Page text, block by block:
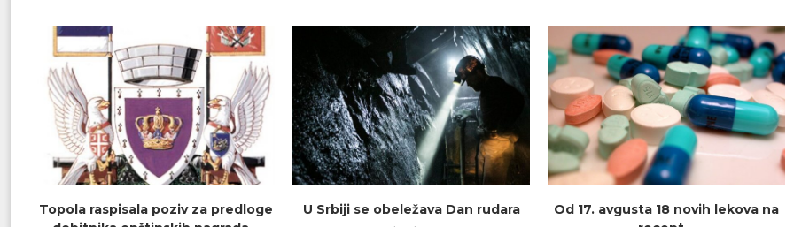
Topola raspisala poziv za predloge
U Srbiji se obeležava Dan rudara
Od 17. avgusta 18 novih lekova na